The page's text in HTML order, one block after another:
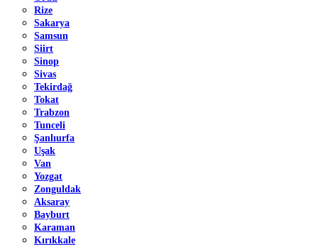
Rize
Sakarya
Samsun
Siirt
Sinop
Sivas
Tekirdağ
Tokat
Trabzon
Tunceli
Şanlıurfa
Uşak
Van
Yozgat
Zonguldak
Aksaray
Bayburt
Karaman
Kırıkkale